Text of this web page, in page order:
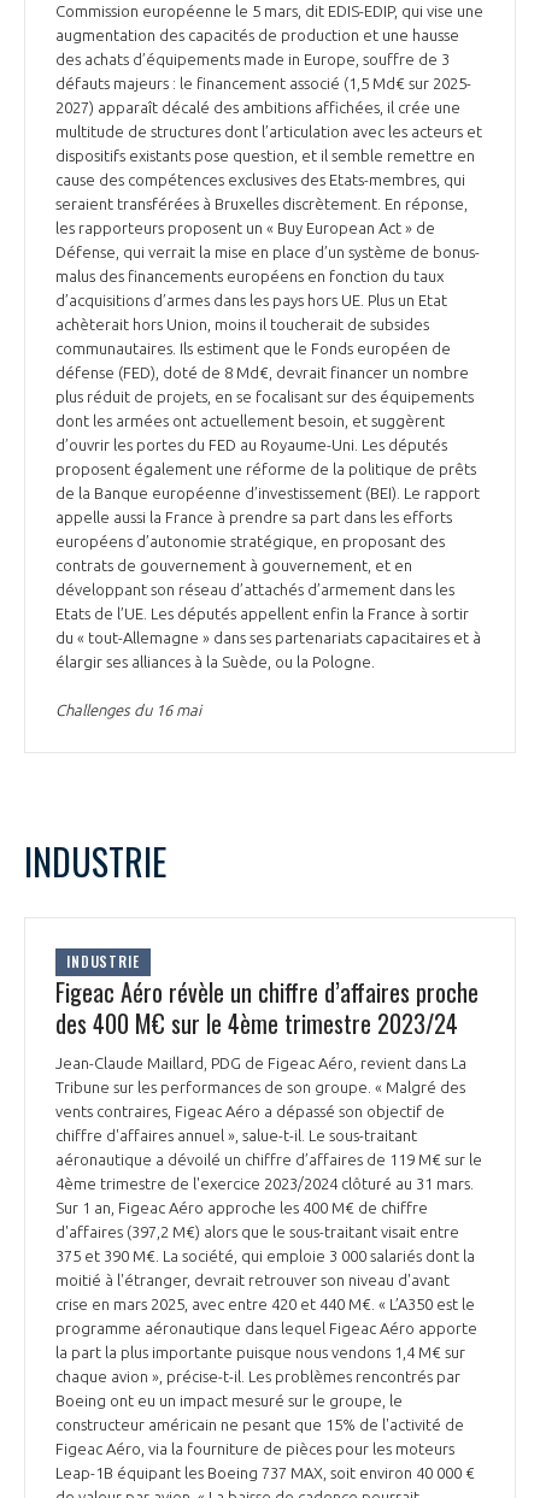
Commission européenne le 5 mars, dit EDIS-EDIP, qui vise une
augmentation des capacités de production et une hausse
des achats d’équipements made in Europe, souffre de 3
défauts majeurs : le financement associé (1,5 Md€ sur 2025-
2027) apparaît décalé des ambitions affichées, il crée une
multitude de structures dont l’articulation avec les acteurs et
dispositifs existants pose question, et il semble remettre en
cause des compétences exclusives des Etats-membres, qui
seraient transférées à Bruxelles discrètement. En réponse,
les rapporteurs proposent un « Buy European Act » de
Défense, qui verrait la mise en place d’un système de bonus-
malus des financements européens en fonction du taux
d’acquisitions d’armes dans les pays hors UE. Plus un Etat
achèterait hors Union, moins il toucherait de subsides
communautaires. Ils estiment que le Fonds européen de
défense (FED), doté de 8 Md€, devrait financer un nombre
plus réduit de projets, en se focalisant sur des équipements
dont les armées ont actuellement besoin, et suggèrent
d’ouvrir les portes du FED au Royaume-Uni. Les députés
proposent également une réforme de la politique de prêts
de la Banque européenne d’investissement (BEI). Le rapport
appelle aussi la France à prendre sa part dans les efforts
européens d’autonomie stratégique, en proposant des
contrats de gouvernement à gouvernement, et en
développant son réseau d’attachés d’armement dans les
Etats de l’UE. Les députés appellent enfin la France à sortir
du « tout-Allemagne » dans ses partenariats capacitaires et à
élargir ses alliances à la Suède, ou la Pologne.
Challenges du 16 mai
INDUSTRIE
INDUSTRIE
Figeac Aéro révèle un chiffre d’affaires proche
des 400 M€ sur le 4ème trimestre 2023/24
Jean-Claude Maillard, PDG de Figeac Aéro, revient dans La
Tribune sur les performances de son groupe. « Malgré des
vents contraires, Figeac Aéro a dépassé son objectif de
chiffre d'affaires annuel », salue-t-il. Le sous-traitant
aéronautique a dévoilé un chiffre d’affaires de 119 M€ sur le
4ème trimestre de l'exercice 2023/2024 clôturé au 31 mars.
Sur 1 an, Figeac Aéro approche les 400 M€ de chiffre
d'affaires (397,2 M€) alors que le sous-traitant visait entre
375 et 390 M€. La société, qui emploie 3 000 salariés dont la
moitié à l'étranger, devrait retrouver son niveau d'avant
crise en mars 2025, avec entre 420 et 440 M€. « L’A350 est le
programme aéronautique dans lequel Figeac Aéro apporte
la part la plus importante puisque nous vendons 1,4 M€ sur
chaque avion », précise-t-il. Les problèmes rencontrés par
Boeing ont eu un impact mesuré sur le groupe, le
constructeur américain ne pesant que 15% de l'activité de
Figeac Aéro, via la fourniture de pièces pour les moteurs
Leap-1B équipant les Boeing 737 MAX, soit environ 40 000 €